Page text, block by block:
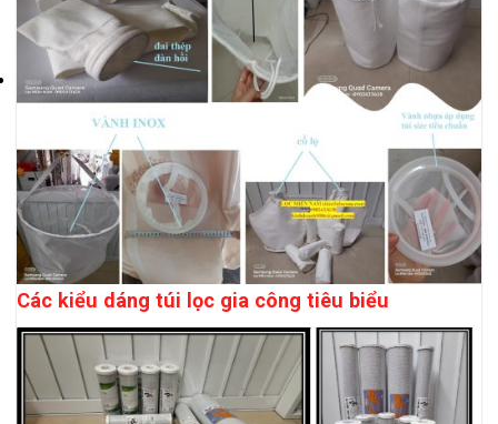
Các kiểu dáng túi lọc gia công tiêu biểu